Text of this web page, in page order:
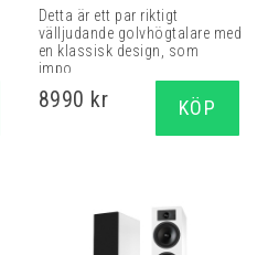
Detta är ett par riktigt
välljudande golvhögtalare med
en klassisk design, som
impo...
8990 kr KÖP